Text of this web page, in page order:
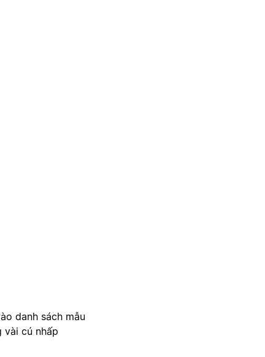
danh sách mẫu
cú nhấp